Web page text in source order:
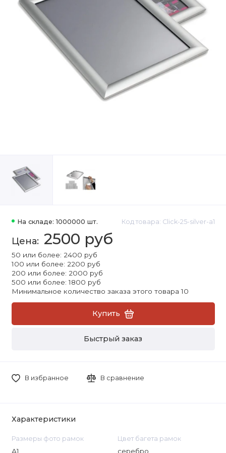
На складе: 1000000 шт. Код товара: Click-25-silver-a1
2500 руб
50 или более: 2400 руб
100 или более: 2200 руб
200 или более: 2000 руб
500 или более: 1800 руб
Минимальное количество заказа этого товара 10
Купить
Быстрый заказ
В избранное В сравнение
Характеристики
Размеры фото рамок
А1
Цвет багета рамок
серебро